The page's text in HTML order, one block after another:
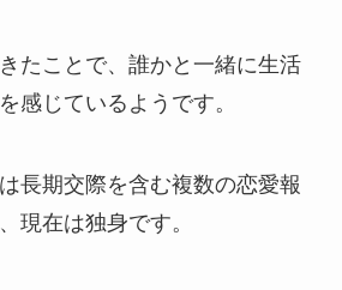
たことで、誰かと一緒に生活
感じているようです。
長期交際を含む複数の恋愛報
現在は独身です。